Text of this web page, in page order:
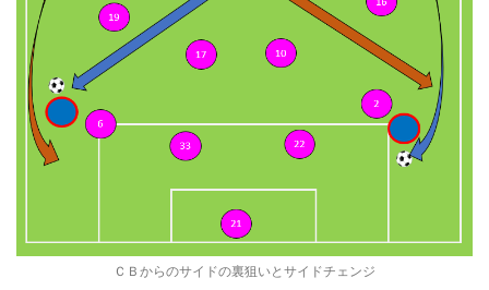
ＣＢからのサイドの裏狙いとサイドチェンジ